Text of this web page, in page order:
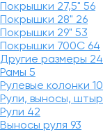
Покрышки 27,5" 56
Покрышки 28" 26
Покрышки 29" 53
Покрышки 700C 64
Другие размеры 24
Рамы 5
Рулевые колонки
Рули, выносы,
Рули 42
Выносы руля 93